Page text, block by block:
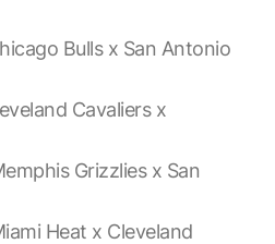
Bulls x San Antonio
Cavaliers x
Grizzlies x San
Heat x Cleveland